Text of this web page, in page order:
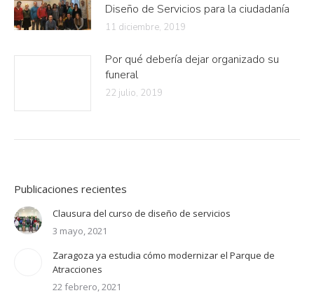
Diseño de Servicios para la ciudadanía
11 diciembre, 2019
Por qué debería dejar organizado su
funeral
22 julio, 2019
Publicaciones recientes
Clausura del curso de diseño de servicios
3 mayo, 2021
Zaragoza ya estudia cómo modernizar el Parque de
Atracciones
22 febrero, 2021